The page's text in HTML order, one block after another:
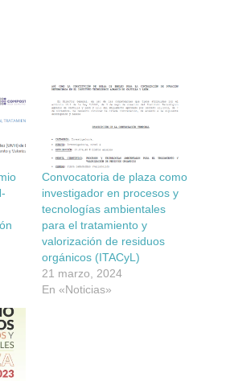
Convocatoria de plaza como
investigador en procesos y
tecnologías ambientales
para el tratamiento y
valorización de residuos
orgánicos (ITACyL)
21 marzo, 2024
En «Noticias»